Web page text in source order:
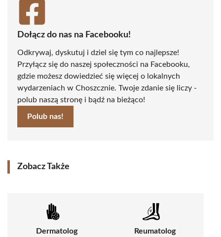
Dołącz do nas na Facebooku!
Odkrywaj, dyskutuj i dziel się tym co najlepsze!
Przyłącz się do naszej społeczności na Facebooku,
gdzie możesz dowiedzieć się więcej o lokalnych
wydarzeniach w Choszcznie. Twoje zdanie się liczy -
polub naszą stronę i bądź na bieżąco!
Polub nas!
Zobacz Także
Dermatolog
Reumatolog